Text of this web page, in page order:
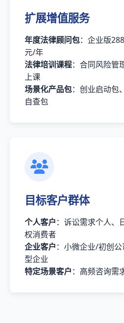
扩展增值服务
年度法律顾问包：企业版
元/年
法律培训课程：合同风险管
上课
场景化产品包：创业启动包
自查包
目标客户群体
个人客户：诉讼需求个人、
权消费者
企业客户：小微企业/初创
型企业
特定场景客户：高频咨询需